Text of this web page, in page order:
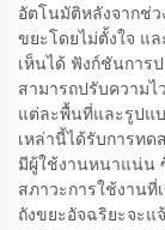
อัตโนมัติหลังจากช่ว
ขยะโดยไม่ตั้งใจ แ
เห็นได้ ฟังก์ชันการ
สามารถปรับความไ
แต่ละพื้นที่และรูปแ
เหล่านี้ได้รับการทด
มีผู้ใช้งานหนาแน่น
สภาวะการใช้งานที่
ถังขยะอัจฉริยะจะแ